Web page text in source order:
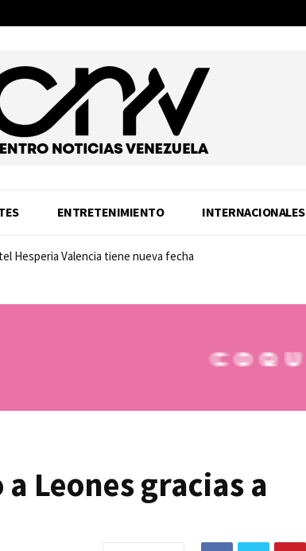
ENTRETENIMIENTO INTERNACIONALES
Hesperia Valencia tiene nueva fecha
Leones gracias a